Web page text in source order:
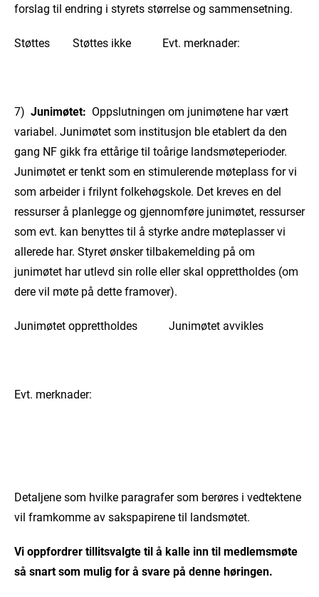
forslag til endring i styrets størrelse og sammensetning.
Støttes Støttes ikke Evt. merknader:
7) Junimøtet: Oppslutningen om junimøtene har vært
variabel. Junimøtet som institusjon ble etablert da den
gang NFgikk fra ettårige til toårige landsmøteperioder.
Junimøtet er tenkt som en stimulerende møteplass for vi
som arbeider i frilynt folkehøgskole. Det kreves en del
ressurser å planlegge og gjennomføre junimøtet, ressurser
som evt. kan benyttes til å styrke andre møteplasser vi
allerede har. Styret ønsker tilbakemelding på om
junimøtet har utlevd sin rolle eller skal opprettholdes (om
dere vil møte på dette framover).
Junimøtet opprettholdes Junimøtet avvikles
Evt. merknader:
Detaljene som hvilke paragrafer som berøres i vedtektene
vil framkomme av sakspapirene til landsmøtet.
Vi oppfordrer tillitsvalgte til å kalle inn til medlemsmøte
så snart som mulig for å svare på denne høringen.